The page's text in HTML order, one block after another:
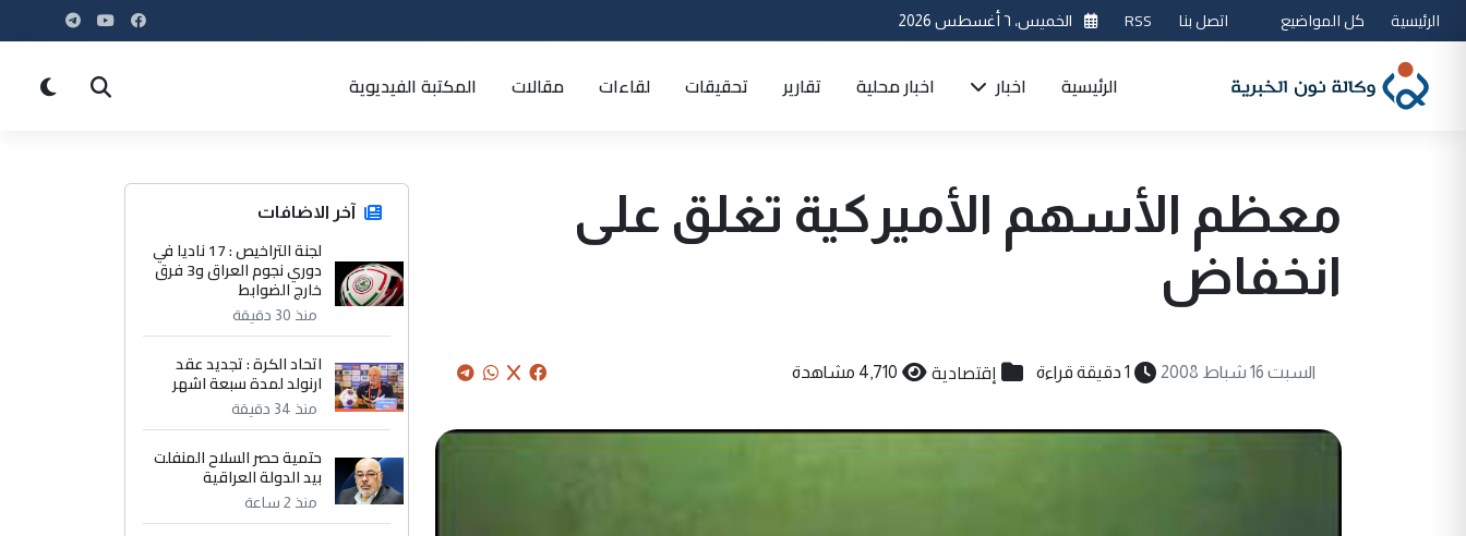
الرئيسية كل المواضيع اتصل بنا RSS الخميس، ٦ أغسطس 2026
الرئيسية اخبار اخبار محلية تقارير تحقيقات لقاءات مقالات المكتبة الفيديوية
معظم الأسهم الأميرکية تغلق على
انخفاض
السبت 16 شباط 2008 1 دقيقة قراءة إقتصادية 4,710 مشاهدة
آخر الاضافات
لجنة التراخيص : 17 ناديا في
دوري نجوم العراق و3 فرق
خارج الضوابط
منذ 30 دقيقة
اتحاد الكرة : تجديد عقد
ارنولد لمدة سبعة اشهر
منذ 34 دقيقة
حتمية حصر السلاح المنفلت
بيد الدولة العراقية
منذ 2 ساعة